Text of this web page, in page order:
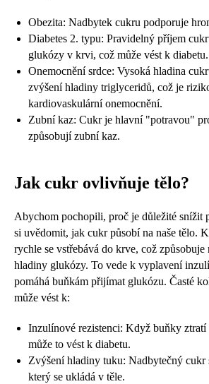
Obezita: Nadbytek cukru podporuje
Diabetes 2. typu: Pravidelný příjem
glukózy v krvi, což může vést k diabetu.
Onemocnění srdce: Vysoká hladina
zvýšení hladiny triglyceridů, což je
kardiovaskulární onemocnění.
Zubní kaz: Cukr je hlavní "potravou"
způsobují zubní kaz.
Jak cukr ovlivňuje tělo?
Abychom pochopili, proč je důležité snížit
si uvědomit, jak cukr působí na naše tělo.
rychle se vstřebává do krve, což způsobuje
hladiny glukózy. To vede k vyplavení
pomáhá buňkám přijímat glukózu. Časté
může vést k:
Inzulínové rezistenci: Když buňky
může to vést k diabetu.
Zvýšení hladiny tuku: Nadbytečný cukr
který se ukládá v těle.